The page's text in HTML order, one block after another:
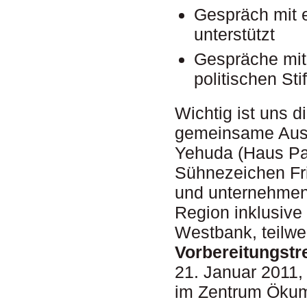
Gespräch mit
unterstützt
Gespräche
politischen
Wichtig ist uns
gemeinsame
Yehuda (Haus
Sühnezeichen
und
Region
Westbank,
21. Januar
im Zentrum